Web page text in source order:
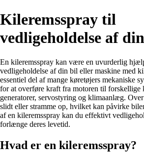
Kileremsspray til
vedligeholdelse af
En kileremsspray kan være en uvurderlig
vedligeholdelse af din bil eller maskine med
essentiel del af mange køretøjers mekaniske
for at overføre kraft fra motoren til forskellige
generatorer, servostyring og klimaanlæg.
slidt eller stramme op, hvilket kan påvirke
af en kileremsspray kan du effektivt
forlænge deres levetid.
Hvad er en kileremsspray?